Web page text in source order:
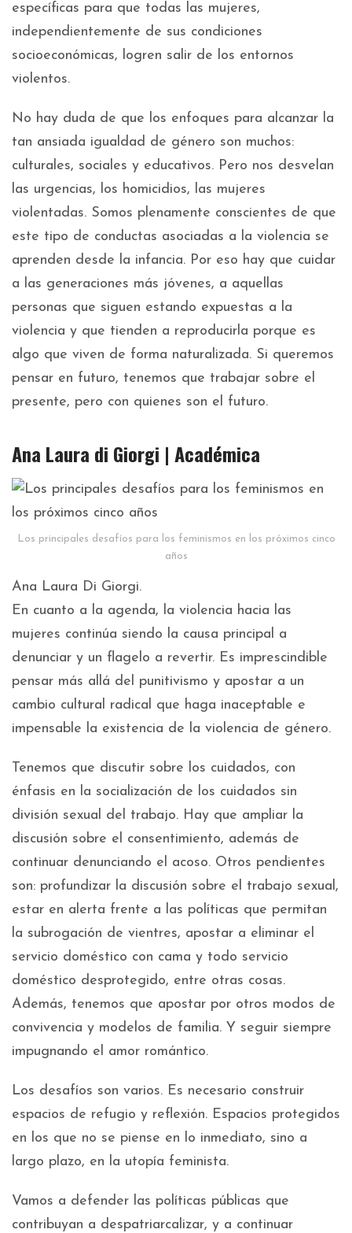
específicas para que todas las mujeres,
independientemente de sus condiciones
socioeconómicas, logren salir de los entornos
violentos.
No hay duda de que los enfoques para alcanzar la
tan ansiada igualdad de género son muchos:
culturales, sociales y educativos. Pero nos desvelan
las urgencias, los homicidios, las mujeres
violentadas. Somos plenamente conscientes de que
este tipo de conductas asociadas a la violencia se
aprenden desde la infancia. Por eso hay que cuidar
a las generaciones más jóvenes, a aquellas
personas que siguen estando expuestas a la
violencia y que tienden a reproducirla porque es
algo que viven de forma naturalizada. Si queremos
pensar en futuro, tenemos que trabajar sobre el
presente, pero con quienes son el futuro.
Ana Laura di Giorgi | Académica
Los principales desafíos para los feminismos en los próximos cinco
años
Ana Laura Di Giorgi.
En cuanto a la agenda, la violencia hacia las
mujeres continúa siendo la causa principal a
denunciar y un flagelo a revertir. Es imprescindible
pensar más allá del punitivismo y apostar a un
cambio cultural radical que haga inaceptable e
impensable la existencia de la violencia de género.
Tenemos que discutir sobre los cuidados, con
énfasis en la socialización de los cuidados sin
división sexual del trabajo. Hay que ampliar la
discusión sobre el consentimiento, además de
continuar denunciando el acoso. Otros pendientes
son: profundizar la discusión sobre el trabajo sexual,
estar en alerta frente a las políticas que permitan
la subrogación de vientres, apostar a eliminar el
servicio doméstico con cama y todo servicio
doméstico desprotegido, entre otras cosas.
Además, tenemos que apostar por otros modos de
convivencia y modelos de familia. Y seguir siempre
impugnando el amor romántico.
Los desafíos son varios. Es necesario construir
espacios de refugio y reflexión. Espacios protegidos
en los que no se piense en lo inmediato, sino a
largo plazo, en la utopía feminista.
Vamos a defender las políticas públicas que
contribuyan a despatriarcalizar, y a continuar